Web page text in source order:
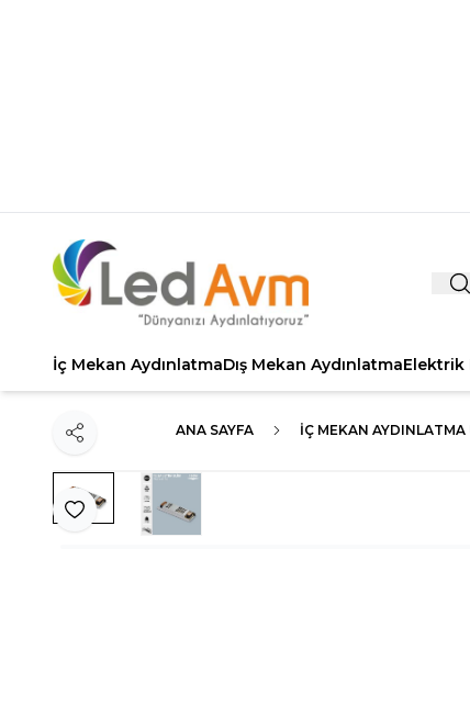
İç Mekan AydınlatmaDış Mekan AydınlatmaElektrik
ANA SAYFA İÇ MEKAN AYDINLATMA
Favoriye Ekle
Paylaş